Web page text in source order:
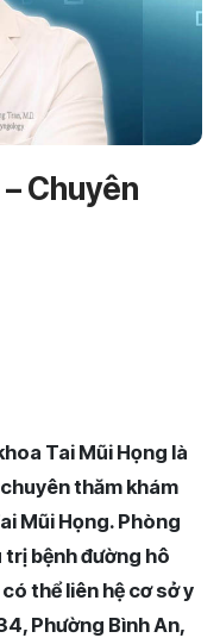
Chuyên
Tai Mũi Họng là
thăm khám
Mũi Họng. Phòng
trị bệnh đường hô
thể liên hệ cơ sở y
Phường Bình An,